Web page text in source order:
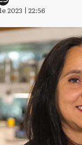
2023 | 22:56